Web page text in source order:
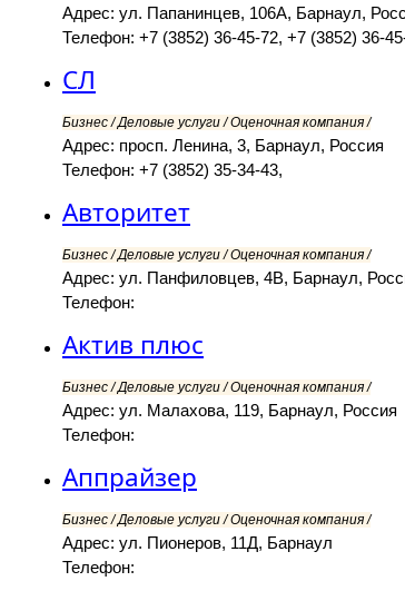
Адрес: ул. Папанинцев, 106А, Барнаул,
Телефон: +7 (3852) 36-45-72, +7 (3852) 36-
СЛ
Бизнес / Деловые услуги / Оценочная компания /
Адрес: просп. Ленина, 3, Барнаул, Россия
Телефон: +7 (3852) 35-34-43,
Авторитет
Бизнес / Деловые услуги / Оценочная компания /
Адрес: ул. Панфиловцев, 4В, Барнаул,
Телефон:
Актив плюс
Бизнес / Деловые услуги / Оценочная компания /
Адрес: ул. Малахова, 119, Барнаул, Россия
Телефон:
Аппрайзер
Бизнес / Деловые услуги / Оценочная компания /
Адрес: ул. Пионеров, 11Д, Барнаул
Телефон: